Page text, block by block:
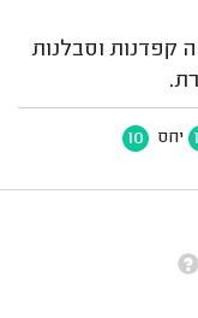
קפדנות וסבלנות
יחס 10